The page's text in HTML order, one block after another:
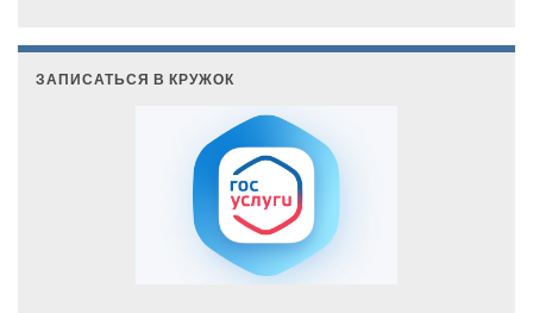
ЗАПИСАТЬСЯ В КРУЖОК